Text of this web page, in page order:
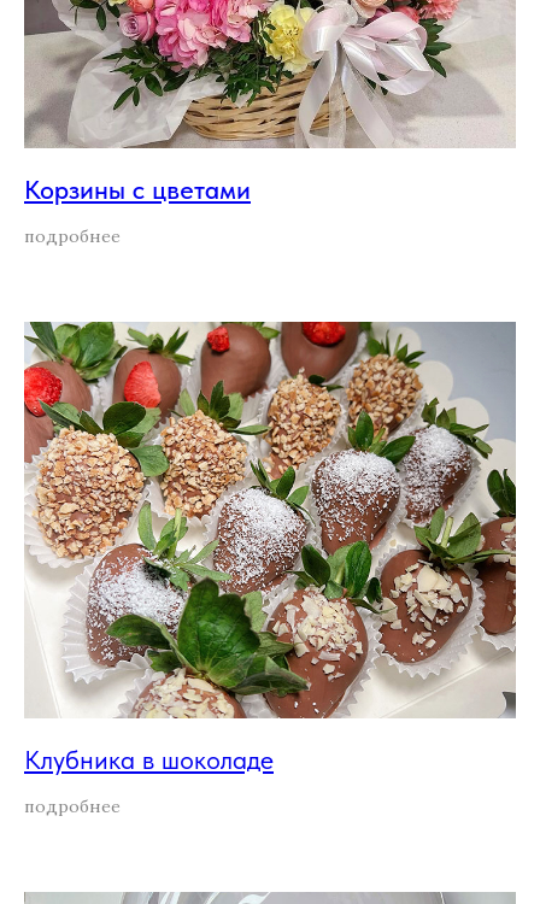
Корзины с цветами
подробнее
Клубника в шоколаде
подробнее